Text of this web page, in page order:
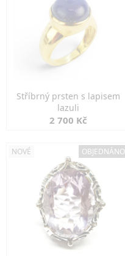
Stříbrný prsten s lapisem
lazuli
2 700 Kč
NOVÉ OBJEDNÁNO